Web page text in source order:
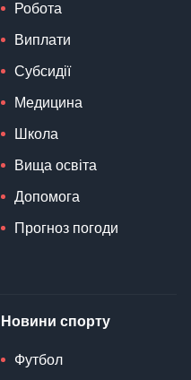
Робота
Виплати
Субсидії
Медицина
Школа
Вища освіта
Допомога
Прогноз погоди
Новини спорту
Футбол